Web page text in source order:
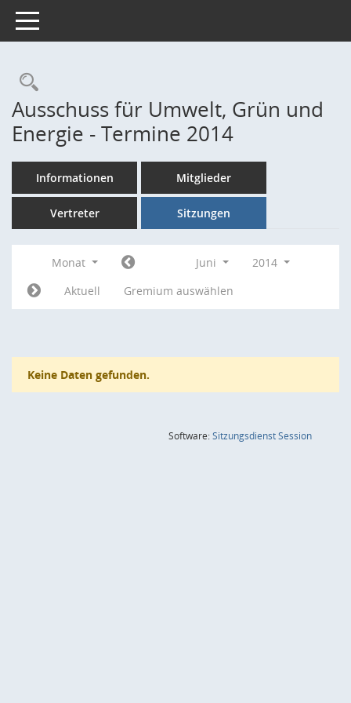
Toggle navigation
Rechercheauswahl
Ausschuss für Umwelt, Grün und
Energie - Termine 2014
Informationen Mitglieder
Vertreter Sitzungen
Monat Juni
2014
Aktuell
Gremium auswählen
Keine Daten gefunden.
Software:SitzungsdienstSession(Wird in